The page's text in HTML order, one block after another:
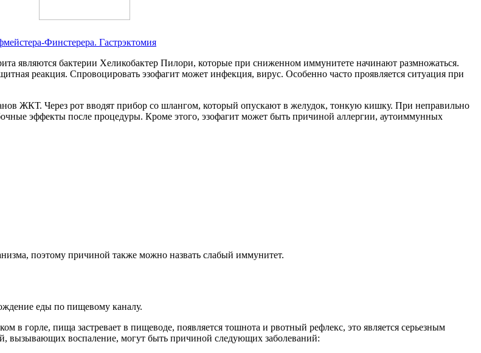
Финстерера. Гастрэктомия
являются бактерии Хеликобактер Пилори, которые при сниженном иммунитете начинают размножаться.
реакция. Спровоцировать эзофагит может инфекция, вирус. Особенно часто проявляется ситуация при
ЖКТ. Через рот вводят прибор со шлангом, который опускают в желудок, тонкую кишку. При неправильно
эффекты после процедуры. Кроме этого, эзофагит может быть причиной аллергии, аутоиммунных
поэтому причиной также можно назвать слабый иммунитет.
еды по пищевому каналу.
горле, пища застревает в пищеводе, появляется тошнота и рвотный рефлекс, это является серьезным
вызывающих воспаление, могут быть причиной следующих заболеваний: